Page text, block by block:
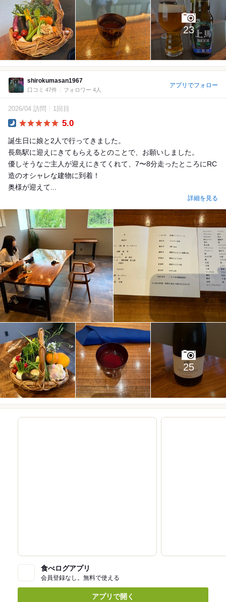
23
shirokumasan1967
口コミ 47件 フォロワー 4人
アプリでフォロー
2026/04 訪問 1回目
5.0
誕生日に娘と2人で行ってきました。
長島駅に迎えにきてもらえるとのことで、お願いしました。
優しそうなご主人が迎えにきてくれて、7〜8分走ったところにRC
造のオシャレな建物に到着！
奥様が迎えて...
詳細を見る
25
食べログアプリ
会員登録なし。無料で使える
アプリで開く